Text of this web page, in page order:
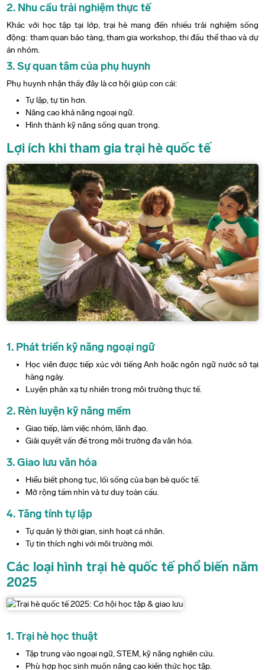
2. Nhu cầu trải nghiệm thực tế
Khác với học tập tại lớp, trại hè mang đến nhiều trải nghiệm sống
động: tham quan bảo tàng, tham gia workshop, thi đấu thể thao và dự
án nhóm.
3. Sự quan tâm của phụ huynh
Phụ huynh nhận thấy đây là cơ hội giúp con cái:
Tự lập, tự tin hơn.
Nâng cao khả năng ngoại ngữ.
Hình thành kỹ năng sống quan trọng.
Lợi ích khi tham gia trại hè quốc tế
1. Phát triển kỹ năng ngoại ngữ
Học viên được tiếp xúc với tiếng Anh hoặc ngôn ngữ nước sở tại
hàng ngày.
Luyện phản xạ tự nhiên trong môi trường thực tế.
2. Rèn luyện kỹ năng mềm
Giao tiếp, làm việc nhóm, lãnh đạo.
Giải quyết vấn đề trong môi trường đa văn hóa.
3. Giao lưu văn hóa
Hiểu biết phong tục, lối sống của bạn bè quốc tế.
Mở rộng tầm nhìn và tư duy toàn cầu.
4. Tăng tính tự lập
Tự quản lý thời gian, sinh hoạt cá nhân.
Tự tin thích nghi với môi trường mới.
Các loại hình trại hè quốc tế phổ biến năm
2025
1. Trại hè học thuật
Tập trung vào ngoại ngữ, STEM, kỹ năng nghiên cứu.
Phù hợp học sinh muốn nâng cao kiến thức học tập.